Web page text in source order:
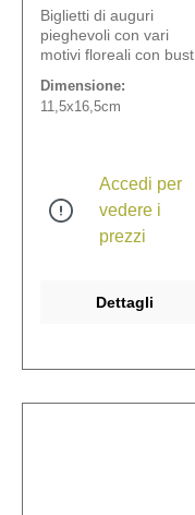
Biglietti di auguri
pieghevoli con vari
motivi floreali con busta
chiusa in cellophane. Il
set contiene 4 motivi
Dimensione:
11,5x16,5cm
Accedi per
vedere i
prezzi
Dettagli